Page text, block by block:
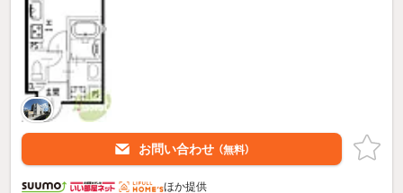
お問い合わせ （無料）
ほか提供